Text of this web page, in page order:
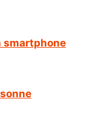
smartphone